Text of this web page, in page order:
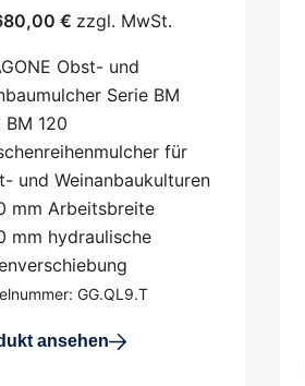
€ zzgl. MwSt.
Obst- und
Serie BM
BM 120
für
und Weinanbaukulturen
mm Arbeitsbreite
mm hydraulische
GG.QL9.T
ansehen